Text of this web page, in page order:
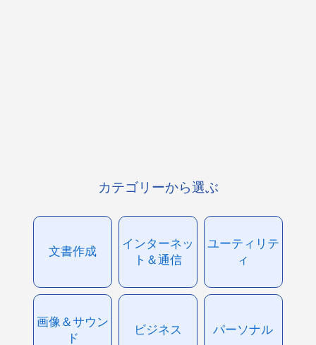
カテゴリーから選ぶ
文書作成
インターネッ
ト＆通信
ユーティリテ
ィ
画像＆サウン
ド
ビジネス パーソナル